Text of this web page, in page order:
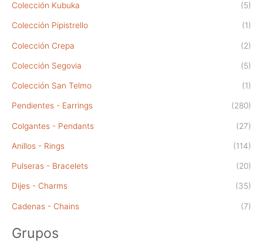
Colección Kubuka (5)
Colección Pipistrello (1)
Colección Crepa (2)
Colección Segovia (5)
Colección San Telmo (1)
Pendientes - Earrings (280)
Colgantes - Pendants (27)
Anillos - Rings (114)
Pulseras - Bracelets (20)
Dijes - Charms (35)
Cadenas - Chains (7)
Grupos